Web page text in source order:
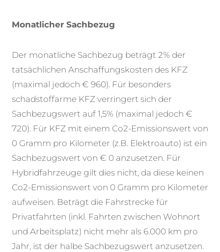
Monatlicher Sachbezug
Der monatliche Sachbezug beträgt 2% der
tatsächlichen Anschaffungskosten des KFZ
(maximal jedoch € 960). Für besonders
schadstoffarme KFZ verringert sich der
Sachbezugswert auf 1,5% (maximal jedoch €
720). Für KFZ mit einem Co2-Emissionswert von
0 Gramm pro Kilometer (z.B. Elektroauto) ist ein
Sachbezugswert von € 0 anzusetzen. Für
Hybridfahrzeuge gilt dies nicht, da diese keinen
Co2-Emissionswert von 0 Gramm pro Kilometer
aufweisen. Beträgt die Fahrstrecke für
Privatfahrten (inkl. Fahrten zwischen Wohnort
und Arbeitsplatz) nicht mehr als 6.000 km pro
Jahr, ist der halbe Sachbezugswert anzusetzen.